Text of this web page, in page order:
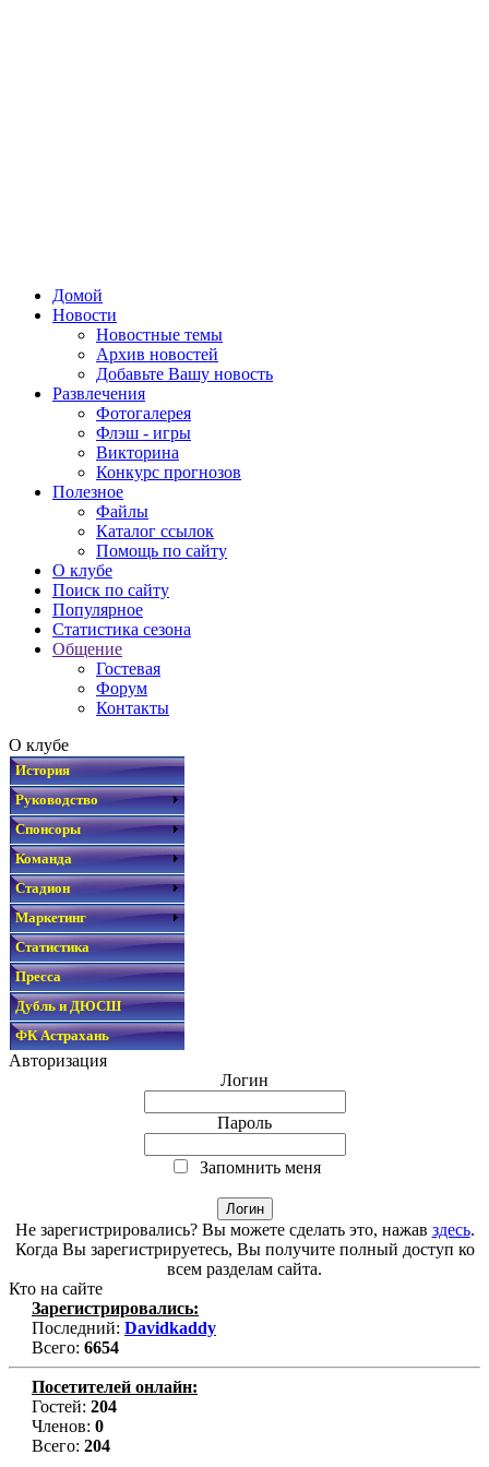
Домой
Новости
Новостные темы
Архив новостей
Добавьте Вашу новость
Развлечения
Фотогалерея
Флэш - игры
Викторина
Конкурс прогнозов
Полезное
Файлы
Каталог ссылок
Помощь по сайту
О клубе
Поиск по сайту
Популярное
Статистика сезона
Общение
Гостевая
Форум
Контакты
О клубе
История
Руководство
Спонсоры
Команда
Стадион
Маркетинг
Статистика
Пресса
Дубль и ДЮСШ
ФК Астрахань
Авторизация
Логин
Пароль
Запомнить меня
Не зарегистрировались? Вы можете сделать это, нажав здесь.
Когда Вы зарегистрируетесь, Вы получите полный доступ ко
всем разделам сайта.
Кто на сайте
Зарегистрировались:
Последний: Davidkaddy
Всего: 6654
Посетителей онлайн:
Гостей: 204
Членов: 0
Всего: 204